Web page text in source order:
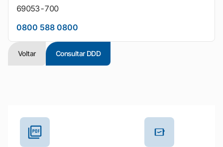
69053-700
0800 588 0800
Voltar Consultar DDD